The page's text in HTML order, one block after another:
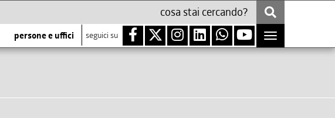
persone e uffici seguici su
Toggle
navigation